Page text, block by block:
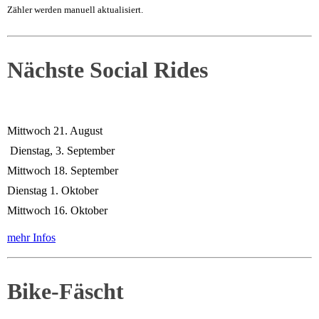
Zähler werden manuell aktualisiert.
Nächste Social Rides
Mittwoch 21. August
Dienstag, 3. September
Mittwoch 18. September
Dienstag 1. Oktober
Mittwoch 16. Oktober
mehr Infos
Bike-Fäscht